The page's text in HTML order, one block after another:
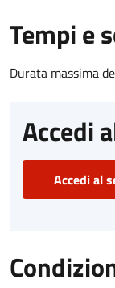
Tempi e
Durata massima
Accedi
Accedi al